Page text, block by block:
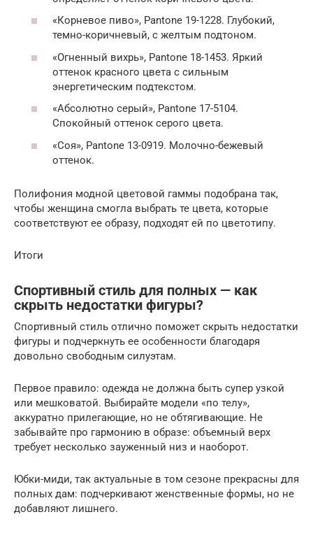
«Корневое пиво», Pantone 19-1228. Глубокий,
темно-коричневый, с желтым подтоном.
«Огненный вихрь», Pantone 18-1453. Яркий
оттенок красного цвета с сильным
энергетическим подтекстом.
«Абсолютно серый», Pantone 17-5104.
Спокойный оттенок серого цвета.
«Соя», Pantone 13-0919. Молочно-бежевый
оттенок.
Полифония модной цветовой гаммы подобрана так,
чтобы женщина смогла выбрать те цвета, которые
соответствуют ее образу, подходят ей по цветотипу.
Итоги
Спортивный стиль для полных — как
скрыть недостатки фигуры?
Спортивный стиль отлично поможет скрыть недостатки
фигуры и подчеркнуть ее особенности благодаря
довольно свободным силуэтам.
Первое правило: одежда не должна быть супер узкой
или мешковатой. Выбирайте модели «по телу»,
аккуратно прилегающие, но не обтягивающие. Не
забывайте про гармонию в образе: объемный верх
требует несколько зауженный низ и наоборот.
Юбки-миди, так актуальные в том сезоне прекрасны для
полных дам: подчеркивают женственные формы, но не
добавляют лишнего.